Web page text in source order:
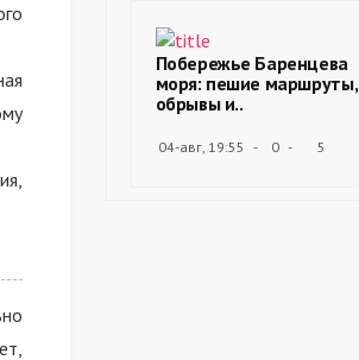
Побережье Баренцева
моря: пешие маршруты,
обрывы и..
04-авг, 19:55 0 5